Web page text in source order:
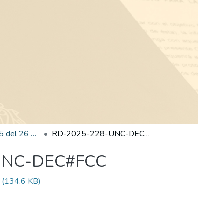
Edición 001/2025 del 26 de mayo de 2025 RD-2025-228-UNC-DEC#FCC
DEC#FCC
(134.6 KB)